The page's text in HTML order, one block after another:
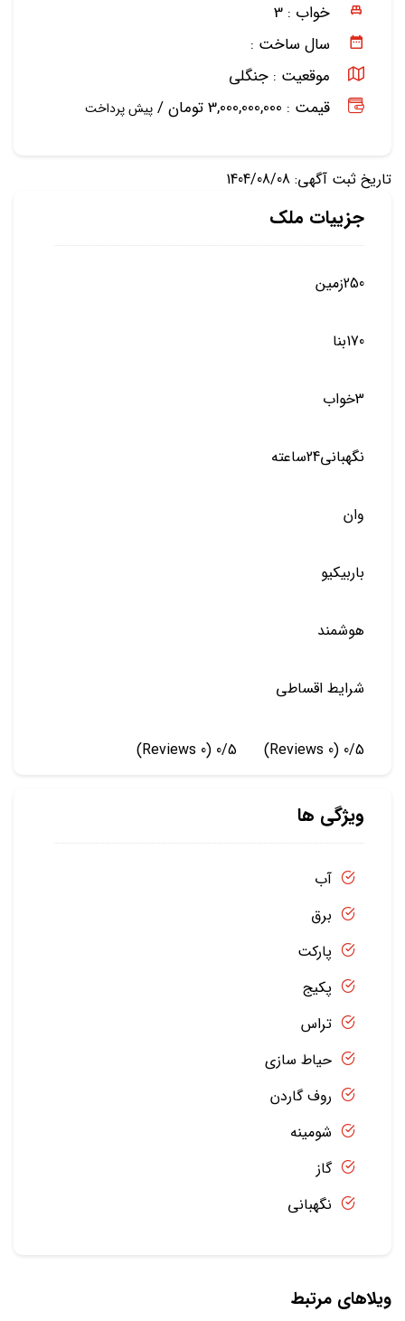
خواب : 3
سال ساخت :
موقعیت : جنگلی
قیمت : 3,000,000,000 تومان /
پیش پرداخت
تاریخ ثبت آگهی: 1404/08/08
جزییات ملک
250زمین
170بنا
3خواب
نگهبانی24ساعته
وان
باربیکیو
هوشمند
شرایط اقساطی
0/5
(0 Reviews)
0/5
(0 Reviews)
ویژگی ها
آب
برق
پارکت
پکیج
تراس
حیاط سازی
روف گاردن
شومینه
گاز
نگهبانی
ویلاهای مرتبط